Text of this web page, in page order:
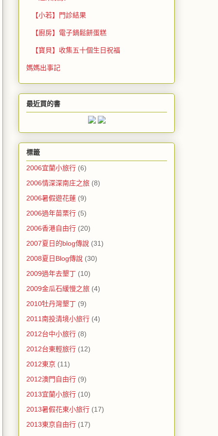
【小若】門診結果
【廚房】電子鍋鬆餅蛋糕
【寶貝】收集五十個生日祝福
媽媽出事記
最近買的書
標籤
2006宜蘭小旅行 (6)
2006情深深南庄之旅 (8)
2006暑假遊花蓮 (9)
2006過年苗栗行 (5)
2006香港自由行 (20)
2007夏日的blog傳說 (31)
2008夏日Blog傳說 (30)
2009過年去墾丁 (10)
2009金瓜石緩慢之旅 (4)
2010牡丹灣墾丁 (9)
2011南投清境小旅行 (4)
2012台中小旅行 (8)
2012台東輕旅行 (12)
2012東京 (11)
2012澳門自由行 (9)
2013宜蘭小旅行 (10)
2013暑假花東小旅行 (17)
2013東京自由行 (17)